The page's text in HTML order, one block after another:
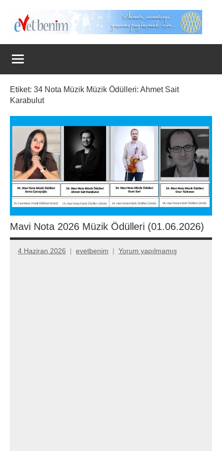
Evet
Benim
Etiket: 34 Nota Müzik Müzik Ödülleri: Ahmet Sait
Karabulut
Mavi Nota 2026 Müzik Ödülleri (01.06.2026)
4 Haziran 2026 evetbenim Yorum yapılmamış